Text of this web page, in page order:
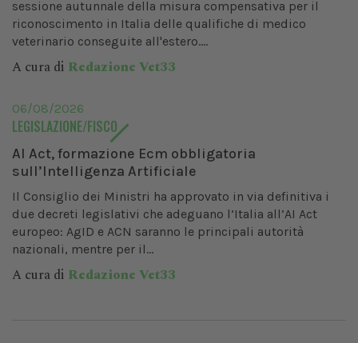
sessione autunnale della misura compensativa per il
riconoscimento in Italia delle qualifiche di medico
veterinario conseguite all'estero....
A cura di Redazione Vet33
06/08/2026
LEGISLAZIONE/FISCO
AI Act, formazione Ecm obbligatoria
sull’Intelligenza Artificiale
Il Consiglio dei Ministri ha approvato in via definitiva i
due decreti legislativi che adeguano l’Italia all’AI Act
europeo: AgID e ACN saranno le principali autorità
nazionali, mentre per il...
A cura di Redazione Vet33